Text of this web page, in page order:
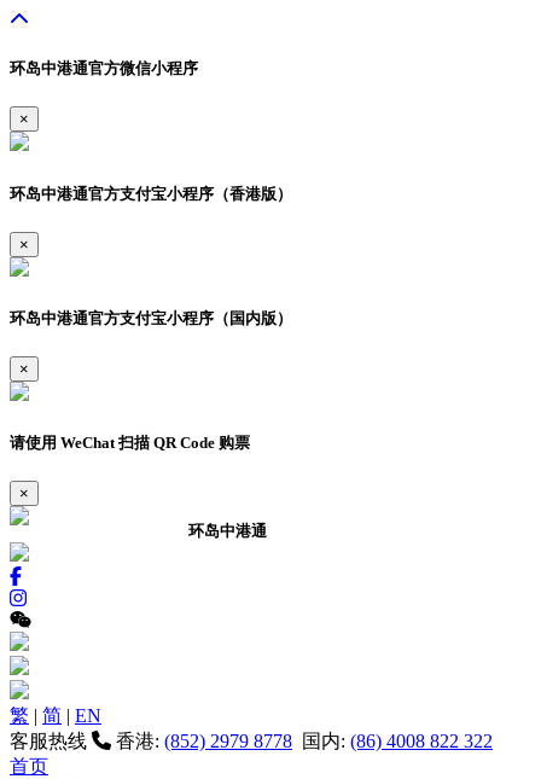
环岛中港通官方微信小程序
×
环岛中港通官方支付宝小程序（香港版）
×
环岛中港通官方支付宝小程序（国内版）
×
请使用 WeChat 扫描 QR Code 购票
×
环岛中港通
繁 | 简 | EN
客服热线
香港: (852) 2979 8778 国内: (86) 4008 822 322
首页